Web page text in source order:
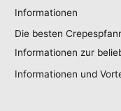
Informationen
Die besten
Informationen zur
Informationen und